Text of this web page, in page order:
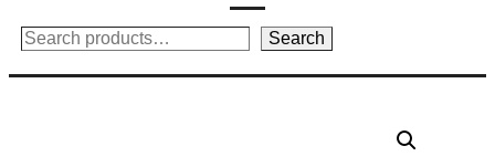
Search Search